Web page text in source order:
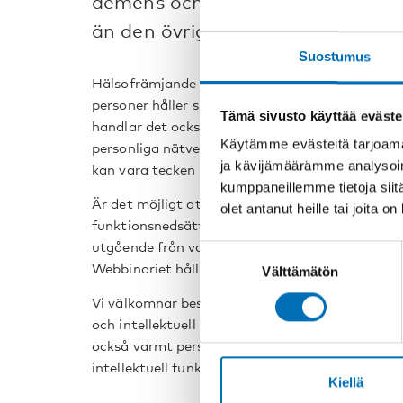
Suostumus
Tämä sivusto käyttää
Käytämme evästeitä
ja kävijämäärämme
kumppaneillemme tietoja
olet antanut heille tai joita
Suostumuksen
Välttämätön
Kiellä
än den övriga befolkningen.
Hälsofrämjande levnadsvanor och
personer håller sig friska längre. För personer
handlar det också om att få anpassad
personliga nätverket så tidigt som möjligt har
kan vara tecken på demens.
Är det möjligt att förebygga demens hos
funktionsnedsättning? Syftet med det här
utgående från vad forskningen säger och
Webbinariet hålls den 10 oktober 2023
Vi välkomnar beslutsfattare, experter och
och intellektuell funktionsnedsättning,
också varmt personer som jobbar med eller
intellektuell funktionsnedsättning och demens.